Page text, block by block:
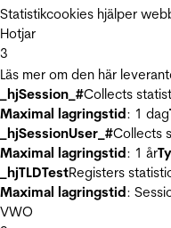
Statistikcookies hjälper
Hotjar
3
Läs mer om den här
_hjSession_#Collects
Maximal lagringstid: 1 dag
_hjSessionUser_#Collects
Maximal lagringstid: 1 år
_hjTLDTestRegisters
Maximal lagringstid:
VWO